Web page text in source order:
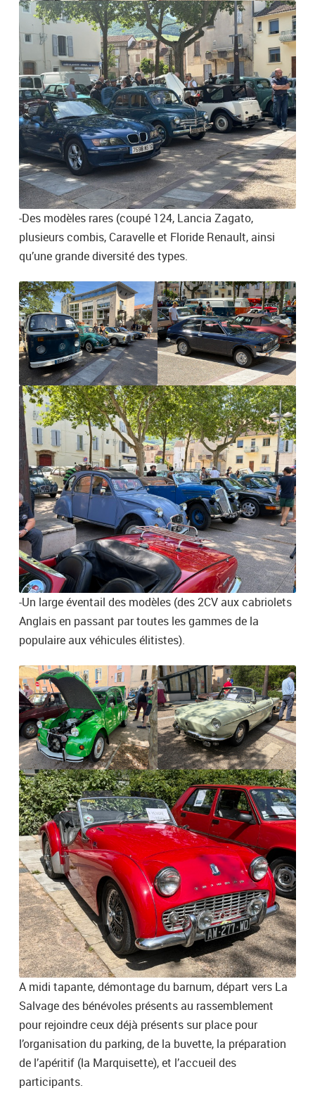
-Des modèles rares (coupé 124, Lancia Zagato,
plusieurs combis, Caravelle et Floride Renault, ainsi
qu’une grande diversité des types.
-Un large éventail des modèles (des 2CV aux cabriolets
Anglais en passant par toutes les gammes de la
populaire aux véhicules élitistes).
A midi tapante, démontage du barnum, départ vers La
Salvage des bénévoles présents au rassemblement
pour rejoindre ceux déjà présents sur place pour
l’organisation du parking, de la buvette, la préparation
de l’apéritif (la Marquisette), et l’accueil des
participants.